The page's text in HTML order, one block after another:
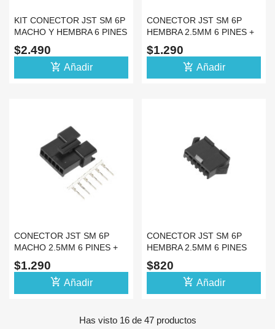
KIT CONECTOR JST SM 6P
MACHO Y HEMBRA 6 PINES
+ ESPADINES
$2.490
add_shopping_cart Añadir
CONECTOR JST SM 6P
HEMBRA 2.5MM 6 PINES +
ESPADINES
$1.290
add_shopping_cart Añadir
CONECTOR JST SM 6P
MACHO 2.5MM 6 PINES +
ESPADINES
$1.290
add_shopping_cart Añadir
CONECTOR JST SM 6P
HEMBRA 2.5MM 6 PINES
(SIN ESPADINES)
$820
add_shopping_cart Añadir
Has visto 16 de 47 productos